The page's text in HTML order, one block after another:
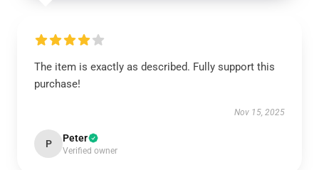
The item is exactly as described. Fully support this
purchase!
Nov 15, 2025
P Peter
Verified owner